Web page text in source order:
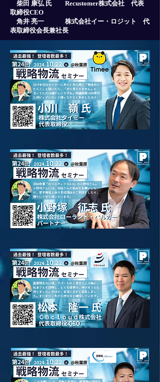
柴田 康弘 氏 Recustomer株式会社 代表
取締役CEO
⻆井 亮一 株式会社イー・ロジット 代
表取締役会長兼社長